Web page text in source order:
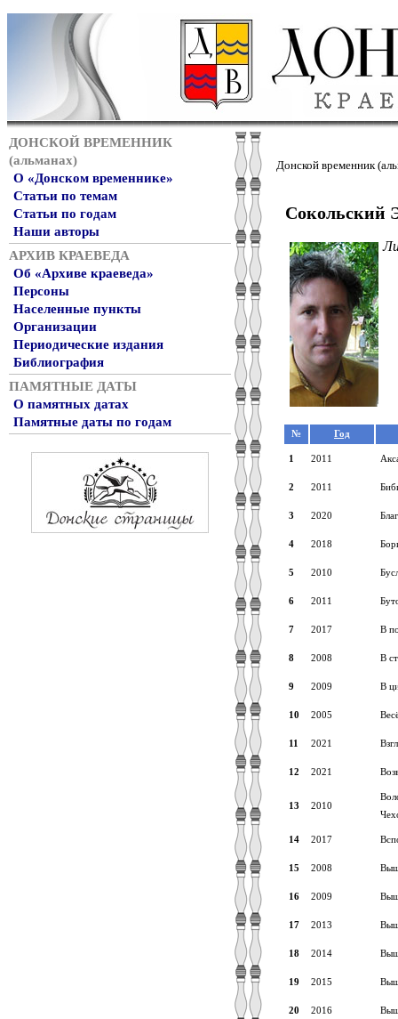
ДОНСКОЙ ВРЕМЕННИК
(альманах)
О «Донском временнике»
Статьи по темам
Статьи по годам
Наши авторы
АРХИВ КРАЕВЕДА
Об «Архиве краеведа»
Персоны
Населенные пункты
Организации
Периодические издания
Библиография
ПАМЯТНЫЕ ДАТЫ
О памятных датах
Памятные даты по годам
Донской временник
Сокольский
№ Год
1 2011
2 2011
3 2020
4 2018
5 2010
6 2011
7 2017 В
8 2008 В
9 2009 В
10 2005
11 2021
12 2021
13 2010
14 2017
15 2008
16 2009
17 2013
18 2014
19 2015
20 2016